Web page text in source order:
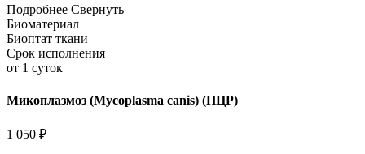
Подробнее Свернуть
Биоматериал
Биоптат ткани
Срок исполнения
от 1 суток
Микоплазмоз (Mycoplasma canis) (ПЦР)
1 050 ₽